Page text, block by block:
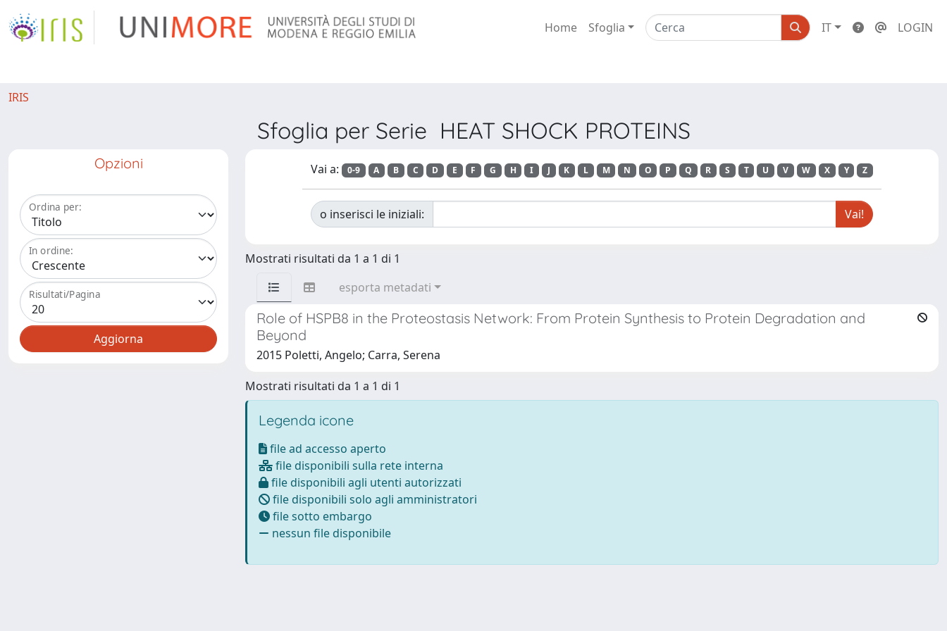
Home Sfoglia IT LOGIN
IRIS
Sfoglia per Serie HEAT SHOCK PROTEINS
Opzioni
Ordina per:
In ordine:
Risultati/Pagina
Vai a: 0-9 A B C D E F G H I J K L M N O P Q R S T U V W X Y Z
o inserisci le iniziali:
Mostrati risultati da 1 a 1 di 1
esporta metadati
Role of HSPB8 in the Proteostasis Network: From Protein Synthesis to Protein Degradation and
Beyond
2015 Poletti, Angelo; Carra, Serena
Mostrati risultati da 1 a 1 di 1
Legenda icone
file ad accesso aperto
file disponibili sulla rete interna
file disponibili agli utenti autorizzati
file disponibili solo agli amministratori
file sotto embargo
nessun file disponibile